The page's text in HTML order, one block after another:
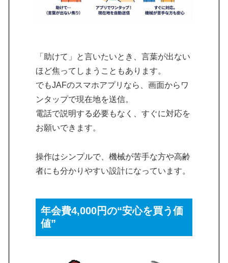
「助けて」と言いたいとき、言葉が出ない
ほど焦ってしまうこともあります。
でもJAFのスマホアプリなら、画面からワ
ンタップで現在地を送信。
電話で説明する必要もなく、すぐに対応を
お願いできます。
操作はシンプルで、機械が苦手な方や高齢
者にも分かりやすい設計になっています。
年会費4,000円の“安心を買う価
値”